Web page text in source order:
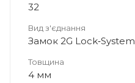
32
Вид з'єднання
Замок 2G Lock‐System
Товщина
4 мм